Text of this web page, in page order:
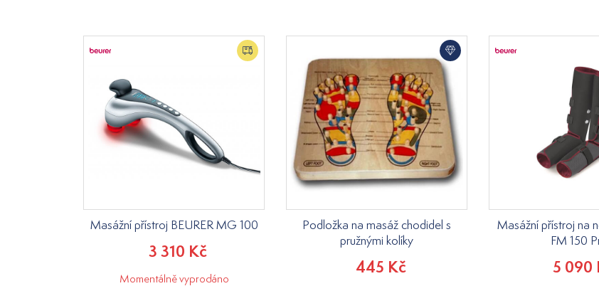
Masážní přístroj BEURER MG 100
3 310 Kč
Momentálně vyprodáno
Podložka na masáž chodidel s
pružnými kolíky
445 Kč
Masážní přístroj na
FM 150
5 090